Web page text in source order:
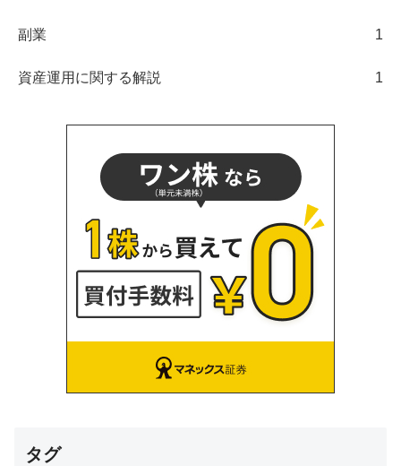
副業 1
資産運用に関する解説 1
タグ